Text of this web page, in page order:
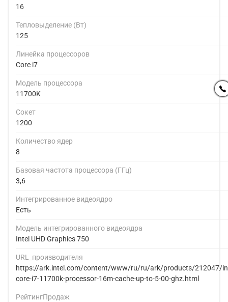
16
Тепловыделение (Вт)
125
Линейка процессоров
Core i7
Модель процессора
11700K
Сокет
1200
Количество ядер
8
Базовая частота процессора (ГГц)
3,6
Интегрированное видеоядро
Есть
Модель интегрированного видеоядра
Intel UHD Graphics 750
URL_производителя
https://ark.intel.com/content/www/ru/ru/ark/products/212047/
core-i7-11700k-processor-16m-cache-up-to-5-00-ghz.html
РейтингПродаж